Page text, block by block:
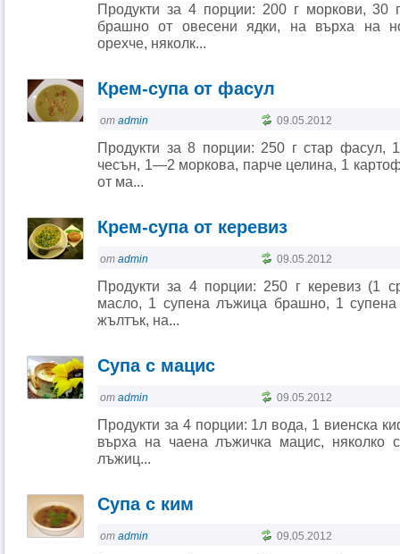
Продукти за 4 порции: 200 г моркови, 30
брашно от овесени ядки, на върха на
орехче, няколк...
Крем-супа от фасул
от admin 09.05.2012
Продукти за 8 порции: 250 г стар фасул,
чесън, 1—2 моркова, парче целина, 1
от ма...
Крем-супа от керевиз
от admin 09.05.2012
Продукти за 4 порции: 250 г керевиз (1
масло, 1 супена лъжица брашно, 1
жълтък, на...
Супа с мацис
от admin 09.05.2012
Продукти за 4 порции: 1л вода, 1 виенска
върха на чаена лъжичка мацис, няколко
лъжиц...
Супа с ким
от admin 09.05.2012